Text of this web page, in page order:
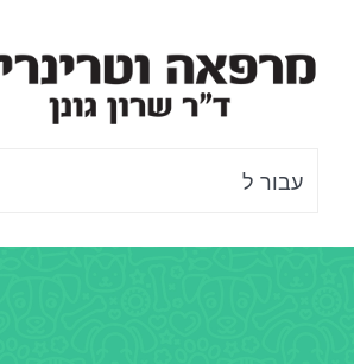
לתוכן
עבור ל